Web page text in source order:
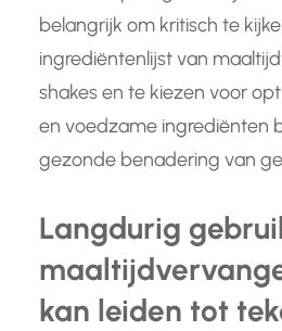
belangrijk om kritisch te
ingrediëntenlijst van
shakes en te kiezen voor
en voedzame ingrediënten
gezonde benadering van
Langdurig
kan leiden tot